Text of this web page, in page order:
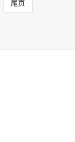
尾页